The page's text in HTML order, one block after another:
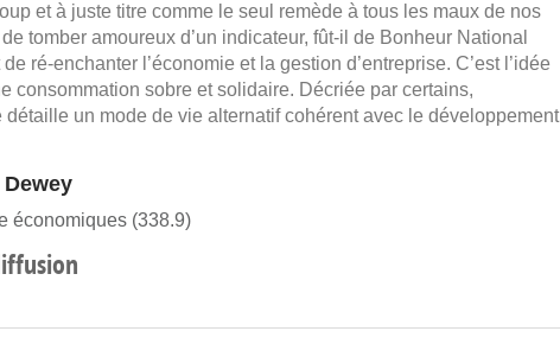
et à juste titre comme le seul remède à tous les maux de nos
tomber amoureux d’un indicateur, fût-il de Bonheur National
ré-enchanter l’économie et la gestion d’entreprise. C’est l’idée
consommation sobre et solidaire. Décriée par certains,
détaille un mode de vie alternatif cohérent avec le développement
économiques (338.9)